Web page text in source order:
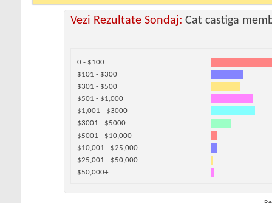
Vezi Rezultate Sondaj: Cat castiga
0 - $100
$101 - $300
$301 - $500
$501 - $1,000
$1,001 - $3000
$3001 - $5000
$5001 - $10,000
$10,001 - $25,000
$25,001 - $50,000
$50,000+